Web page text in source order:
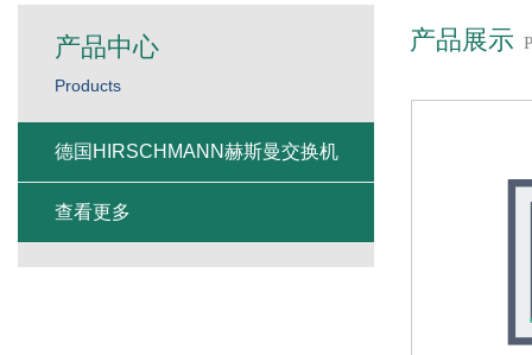
产品展示
产品中心
Products
德国HIRSCHMANN赫斯曼交换机
查看更多